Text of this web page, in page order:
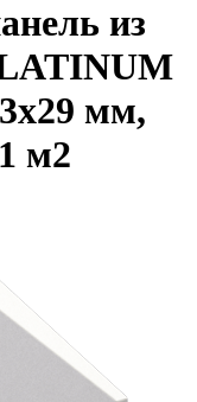
из
мм,
м2